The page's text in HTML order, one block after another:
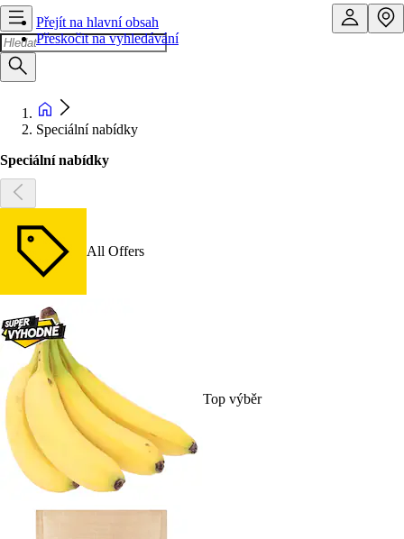
Přejít na hlavní obsah
Přeskočit na vyhledávání
Speciální nabídky
Speciální nabídky
All Offers
Top výběr